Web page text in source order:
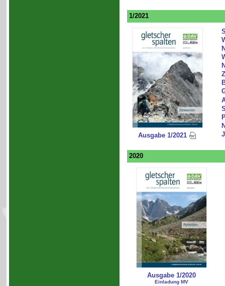
1/2021
Ausgabe 1/2021
2020
Ausgabe 1/2020
Einladung MV